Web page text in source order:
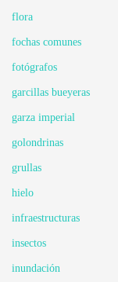
flora
fochas comunes
fotógrafos
garcillas bueyeras
garza imperial
golondrinas
grullas
hielo
infraestructuras
insectos
inundación